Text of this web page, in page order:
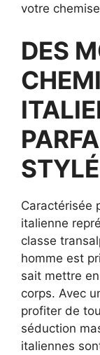
votre
DES
Caractérisée
italienne
classe
homme est
sait mettre
corps. Avec
profiter de
séduction
italiennes